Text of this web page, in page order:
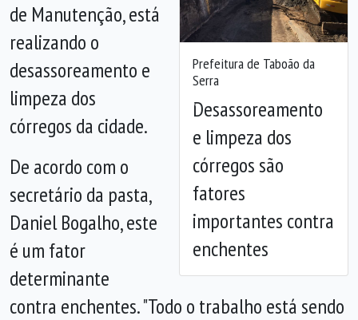
Prefeitura de Taboão da
Serra
Desassoreamento
e limpeza dos
córregos são
fatores
importantes contra
enchentes
Anterior
de Manutenção, está
realizando o
desassoreamento e
limpeza dos
córregos da cidade.
De acordo com o
secretário da pasta,
Daniel Bogalho, este
é um fator
determinante
contra enchentes. "Todo o trabalho está sendo